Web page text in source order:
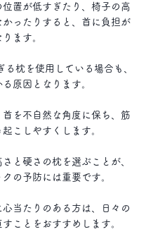
位置が低すぎたり、椅子の高
かったりすると、首に負担が
ます。
原因となります。
首を不自然な角度に保ち、筋
こしやすくします。
と硬さの枕を選ぶことが、
の予防には重要です。
心当たりのある方は、日々の
ことをおすすめします。